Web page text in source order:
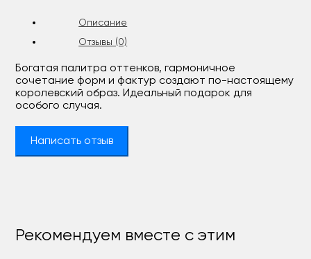
Описание
Отзывы (0)
Богатая палитра оттенков, гармоничное
сочетание форм и фактур создают по-настоящему
королевский образ. Идеальный подарок для
особого случая.
Написать отзыв
Рекомендуем вместе с этим